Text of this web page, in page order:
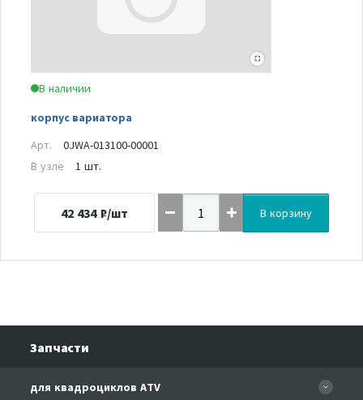
В наличии
корпус вариатора
Арт.
0JWA-013100-00001
В узле
1 шт.
42 434 ₽/шт В корзину
Запчасти
для квадроциклов ATV